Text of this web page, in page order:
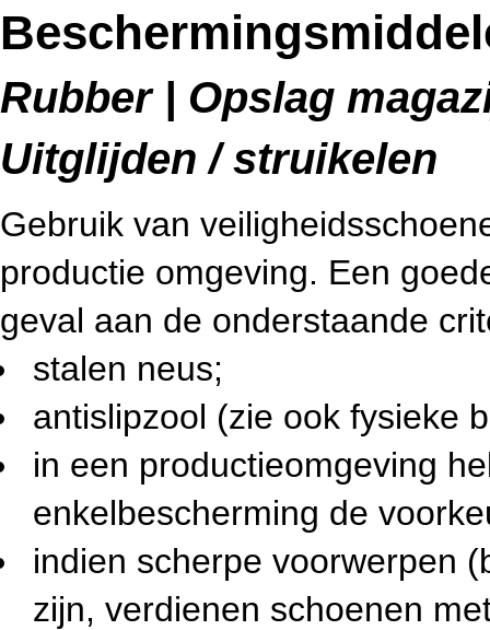
Rubber | Opslag
Uitglijden / struikelen
Gebruik van
productie omgeving. Een
geval aan de onderstaande
stalen neus;
antislipzool (zie ook fysieke
in een productieomgeving
enkelbescherming de
indien scherpe voorwerpen
zijn, verdienen schoenen